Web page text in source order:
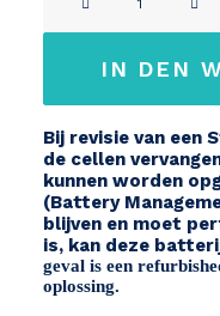
/
ST3
/
ST5
x4
schroeven
IN DEN
Bij revisie van een
de cellen
kunnen worden
(Battery
blijven en moet
is, kan deze
geval is een
oplossing.